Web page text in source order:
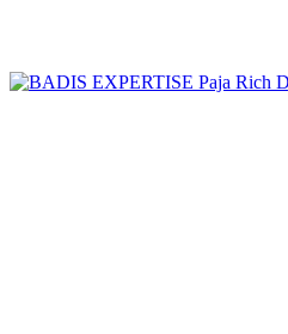
Paja Rich